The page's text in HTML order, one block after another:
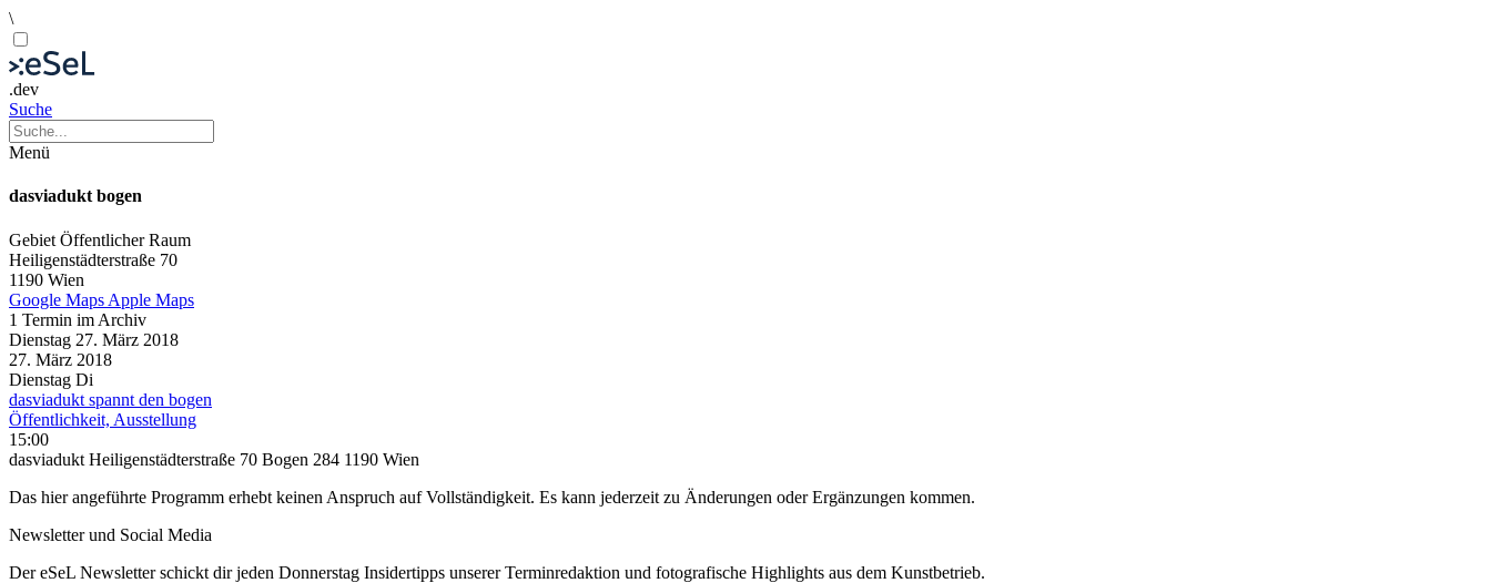
\
.dev
Suche
Menü
dasviadukt bogen
Gebiet Öffentlicher Raum
Heiligenstädterstraße 70
1190 Wien
Google Maps Apple Maps
1 Termin im Archiv
Dienstag 27. März 2018
27. März 2018
Dienstag Di
dasviadukt spannt den bogen
Öffentlichkeit, Ausstellung
15:00
dasviadukt Heiligenstädterstraße 70 Bogen 284 1190 Wien
Das hier angeführte Programm erhebt keinen Anspruch auf Vollständigkeit. Es kann jederzeit zu Änderungen oder Ergänzungen kommen.
Newsletter und Social Media
Der eSeL Newsletter schickt dir jeden Donnerstag Insidertipps unserer Terminredaktion und fotografische Highlights aus dem Kunstbetrieb.